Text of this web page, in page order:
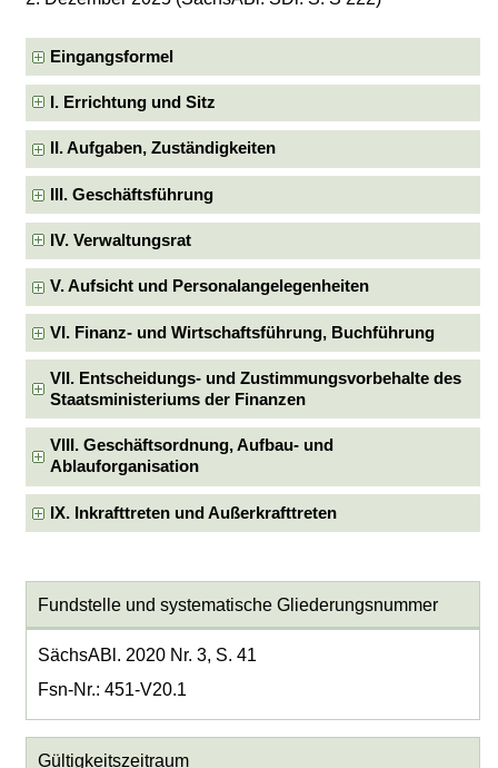
Eingangsformel
I. Errichtung und Sitz
II. Aufgaben, Zuständigkeiten
III. Geschäftsführung
IV. Verwaltungsrat
V. Aufsicht und Personalangelegenheiten
VI. Finanz- und Wirtschaftsführung, Buchführung
VII. Entscheidungs- und Zustimmungsvorbehalte des
Staatsministeriums der Finanzen
VIII. Geschäftsordnung, Aufbau- und
Ablauforganisation
IX. Inkrafttreten und Außerkrafttreten
Fundstelle und systematische Gliederungsnummer
SächsABl. 2020 Nr. 3, S. 41
Fsn-Nr.: 451-V20.1
Gültigkeitszeitraum